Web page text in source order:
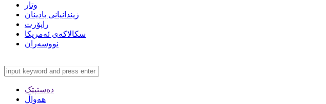
وتار
زیندانیانی بادینان
راپۆرت
سکالاکەی ئەمریکا
نووسەران
دەستپێک
هەواڵ